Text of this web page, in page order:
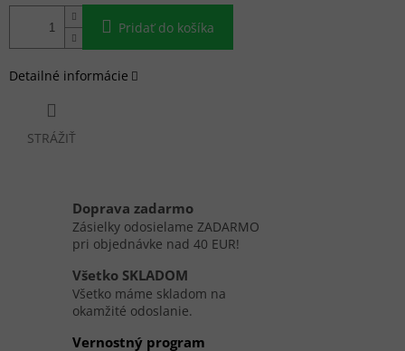
Pridať do košíka
Detailné informácie
STRÁŽIŤ
Doprava zadarmo
Zásielky odosielame ZADARMO
pri objednávke nad 40 EUR!
Všetko SKLADOM
Všetko máme skladom na
okamžité odoslanie.
Vernostný program